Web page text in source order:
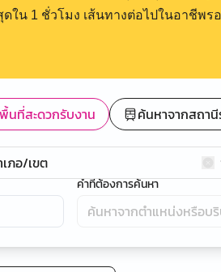
ดใน 1 ชั่วโมง เส้นทางต่อไปในอาชีพ
นที่สะดวกรับงาน ค้นหาจากสถา
ภอ/เขต
คำที่ต้องการค้นหา